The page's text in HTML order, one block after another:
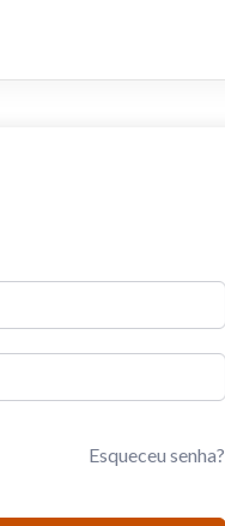
Esqueceu senha?